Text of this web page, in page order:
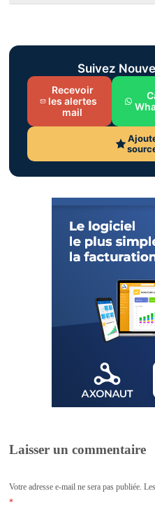
Suivez
Recevoir
les alertes
mail
Laisser un commentaire
Votre adresse e-mail ne sera pas publiée.
*